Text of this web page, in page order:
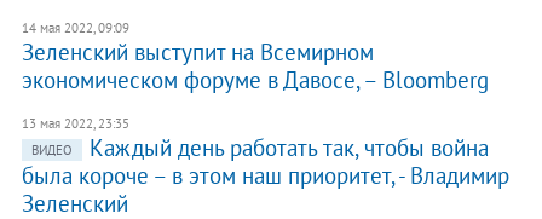
14 мая 2022, 09:09
​Зеленский выступит на Всемирном
экономическом форуме в Давосе, – Bloomberg
13 мая 2022, 23:35
ВИДЕО
Каждый день работать так, чтобы война
была короче – в этом наш приоритет, - Владимир
Зеленский